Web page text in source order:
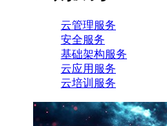
云管理服务
安全服务
基础架构服务
云应用服务
云培训服务